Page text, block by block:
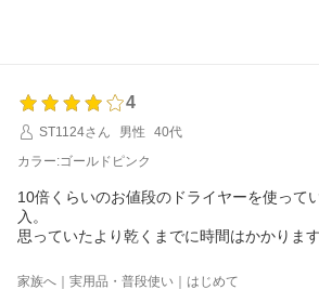
お買い上げ商品は少しでもお客様のお役に立て
これからもまた何がございましたら、是非お気
を開始してください。
今後も変わらぬご愛顧のほど、よろしくお願い
4
ST1124さん
男性
40代
カラー:ゴールドピンク
10倍くらいのお値段のドライヤーを使って
入。
思っていたより乾くまでに時間はかかりま
注文番号:372463-20260704-0501038212
家族へ｜実用品・普段使い｜はじめて